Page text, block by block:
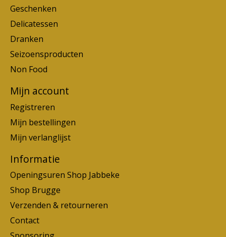
Geschenken
Delicatessen
Dranken
Seizoensproducten
Non Food
Mijn account
Registreren
Mijn bestellingen
Mijn verlanglijst
Informatie
Openingsuren Shop Jabbeke
Shop Brugge
Verzenden & retourneren
Contact